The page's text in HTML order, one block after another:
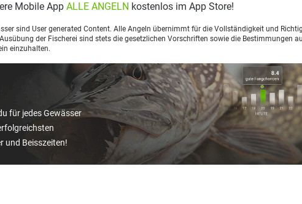
für jedes Gewässer
und Beisszeiten!
Mobile App ALLE ANGELN kostenlos im App Store!
sind User generated Content. Alle Angeln übernimmt für die Vollständigkeit und
der Fischerei sind stets die gesetzlichen Vorschriften sowie die Bestimmungen
einzuhalten.